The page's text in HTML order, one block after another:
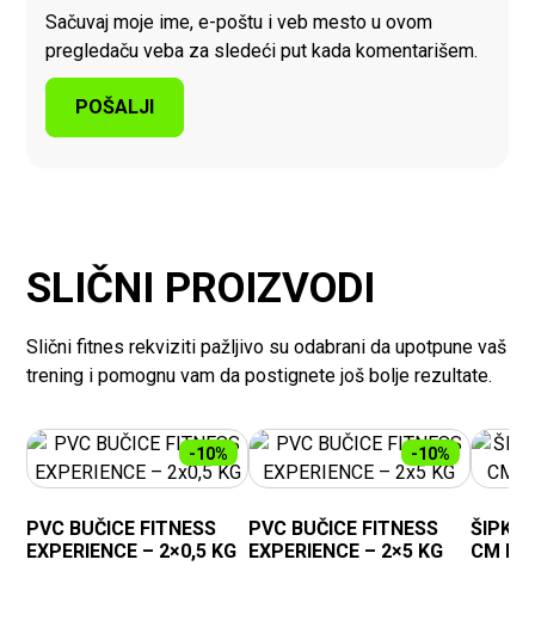
Sačuvaj moje ime, e-poštu i veb mesto u ovom
pregledaču veba za sledeći put kada komentarišem.
SLIČNI PROIZVODI
Slični fitnes rekviziti pažljivo su odabrani da upotpune vaš
trening i pomognu vam da postignete još bolje rezultate.
-10%
PVC BUČICE FITNESS
EXPERIENCE – 2×0,5 KG
-10%
PVC BUČICE FITNESS
EXPERIENCE – 2×5 KG
ŠIPKA
CM